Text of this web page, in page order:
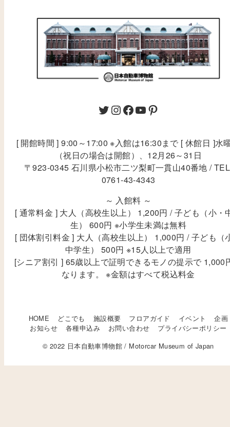
[ 開館時間 ] 9:00～17:00 ※入館は16:30まで [ 休館日 ]水
（祝日の場合は開館）、12月26～31日
〒923-0345 石川県小松市二ツ梨町一貫山40番地 /
0761-43-4343
～ 入館料 ～
[ 通常料金 ] 大人（高校生以上） 1,200円 / 子ども（小・
生） 600円 ※小学生未満は無料
[ 団体割引料金 ] 大人（高校生以上） 1,000円 / 子ども（
中学生） 500円 ※15人以上で適用
[シニア割引 ] 65歳以上で証明できるモノの提示で 1,000
なります。 ※金額はすべて税込料金
HOME どこでも 施設概要 フロアガイド イベント
企画
お知らせ
各種申込み お問い合わせ
プライバシーポリシー
© 2022 日本自動車博物館 / Motorcar Museum of Japan